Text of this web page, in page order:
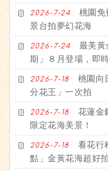
2026-7-24
桃園免
景台拍夢幻花海
2026-7-24
最美黃
期」８月登場，即
2026-7-18
桃園向
分花王」一次拍
2026-7-18
花蓮金
限定花海美景！
2026-7-18
看花行
點」金黃花海超好拍